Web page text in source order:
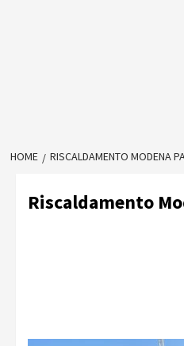
HOME RISCALDAMENTO MODENA
Riscaldamento